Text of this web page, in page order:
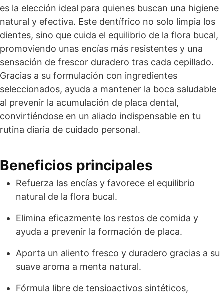
es la elección ideal para quienes buscan una higiene
natural y efectiva. Este dentífrico no solo limpia los
dientes, sino que cuida el equilibrio de la flora bucal,
promoviendo unas encías más resistentes y una
sensación de frescor duradero tras cada cepillado.
Gracias a su formulación con ingredientes
seleccionados, ayuda a mantener la boca saludable
al prevenir la acumulación de placa dental,
convirtiéndose en un aliado indispensable en tu
rutina diaria de cuidado personal.
Beneficios principales
Refuerza las encías y favorece el equilibrio
natural de la flora bucal.
Elimina eficazmente los restos de comida y
ayuda a prevenir la formación de placa.
Aporta un aliento fresco y duradero gracias a su
suave aroma a menta natural.
Fórmula libre de tensioactivos sintéticos,